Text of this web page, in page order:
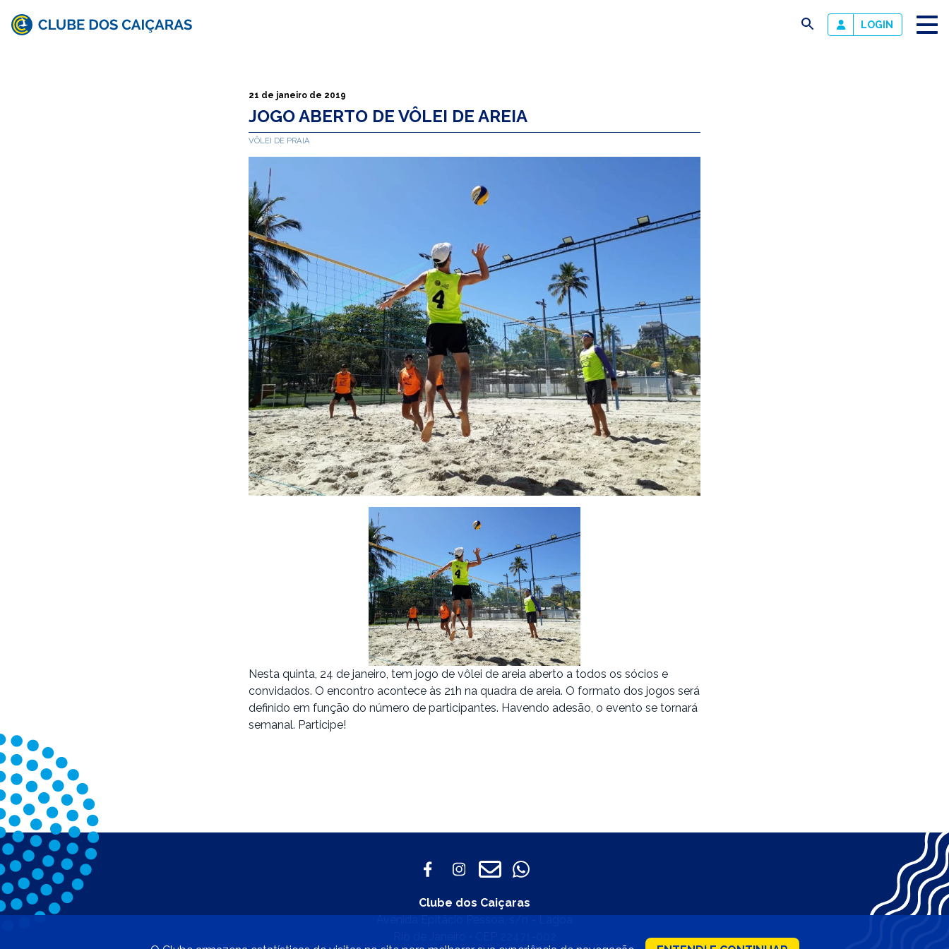
busca LOGIN
21 de janeiro de 2019
JOGO ABERTO DE VÔLEI DE AREIA
VÔLEI DE PRAIA
Nesta quinta, 24 de janeiro, tem jogo de vôlei de areia aberto a todos os sócios e
convidados. O encontro acontece às 21h na quadra de areia. O formato dos jogos será
definido em função do número de participantes. Havendo adesão, o evento se tornará
semanal. Participe!
Clube dos Caiçaras
Avenida Epitácio Pessoa, s/n - Lagoa